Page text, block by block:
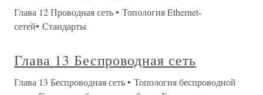
Глава 12 Проводная сеть • Топология Ethernet-
сетей• Стандарты
Глава 13 Беспроводная сеть
Глава 13 Беспроводная сеть • Топология беспроводной